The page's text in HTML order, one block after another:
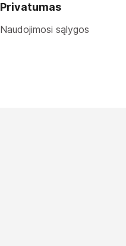
Privatumas
Naudojimosi sąlygos